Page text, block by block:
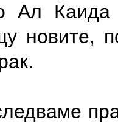
Ал Каида
новите,